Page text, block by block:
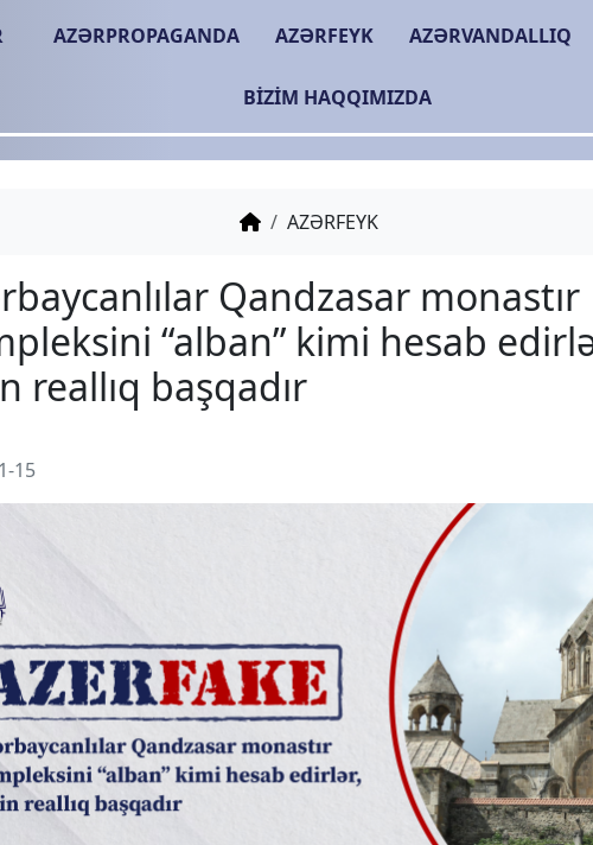
AZƏRPROPAGANDA AZƏRFEYK AZƏRVANDALLIQ
BIZIM HAQQIMIZDA
AZƏRFEYK
Azərbaycanlılar
kompleksini “alban”
15